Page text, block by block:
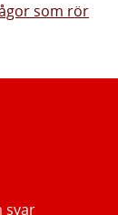
som rör
svar